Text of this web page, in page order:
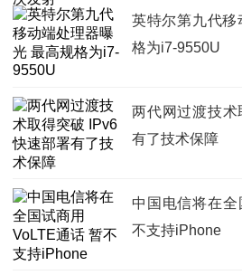
英特尔第九代移
格为i7-9550U
两代网过渡技术
有了技术保障
中国电信将在
不支持iPhone